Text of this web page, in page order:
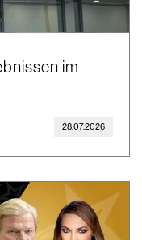
im
28.07.2026